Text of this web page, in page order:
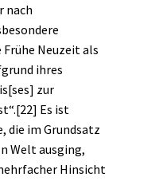
nach
Neuzeit als
ihres
zur
[22] Es ist
die im Grundsatz
Welt ausging,
Hinsicht